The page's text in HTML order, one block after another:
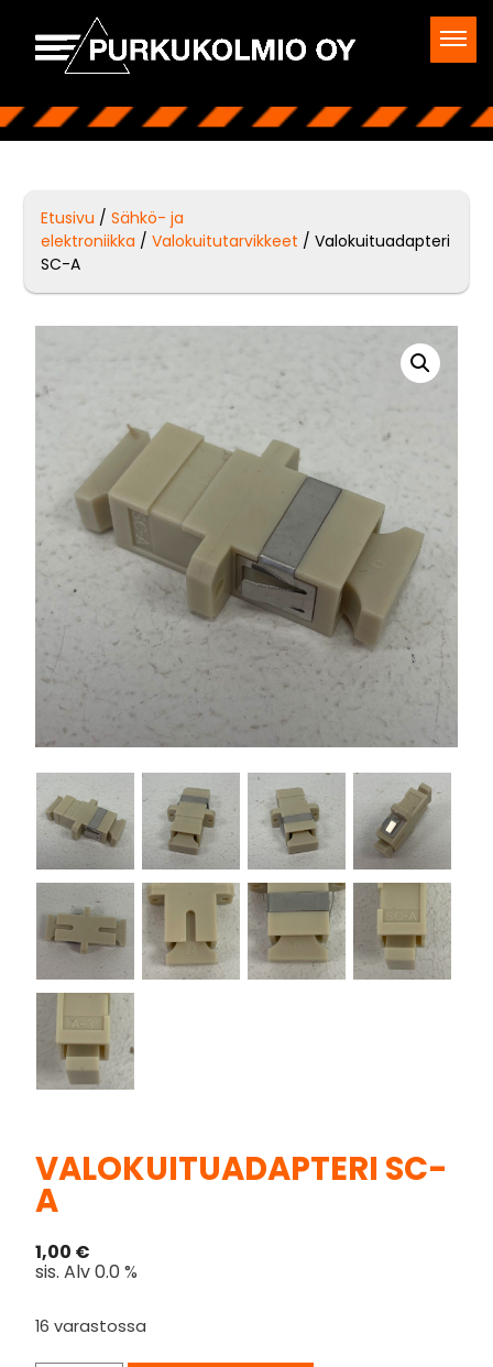
Etusivu /Sähkö- ja
elektroniikka /Valokuitutarvikkeet / Valokuituadapteri
SC-A
VALOKUITUADAPTERI SC-
A
1,00 €
sis. Alv 0.0 %
16 varastossa